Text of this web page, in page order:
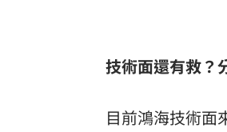
技術面還有救？
目前鴻海技術面